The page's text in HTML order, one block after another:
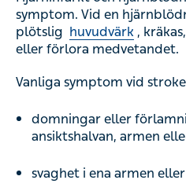
symptom. Vid en
plötslig huvudvärk ,
eller förlora medvetandet.
Vanliga symptom vid
domningar eller
ansiktshalvan, armen
svaghet i ena armen